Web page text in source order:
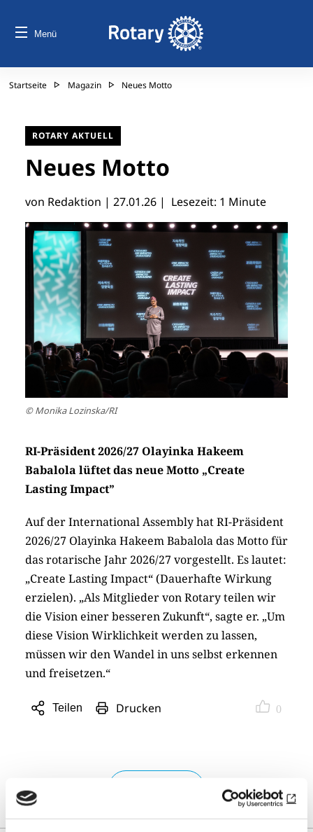
Menü
Startseite Magazin Neues Motto
ROTARY AKTUELL
Neues Motto
von Redaktion | 27.01.26 | Lesezeit: 1 Minute
© Monika Lozinska/RI
RI-Präsident 2026/27 Olayinka Hakeem
Babalola lüftet das neue Motto „Create
Lasting Impact”
Auf der International Assembly hat RI-Präsident
2026/27 Olayinka Hakeem Babalola das Motto für
das rotarische Jahr 2026/27 vorgestellt. Es lautet:
„Create Lasting Impact“ (Dauerhafte Wirkung
erzielen). „Als Mitglieder von Rotary teilen wir
die Vision einer besseren Zukunft“, sagte er. „Um
diese Vision Wirklichkeit werden zu lassen,
müssen wir den Wandel in uns selbst erkennen
und freisetzen.“
Teilen
Sharing
Drucken 0